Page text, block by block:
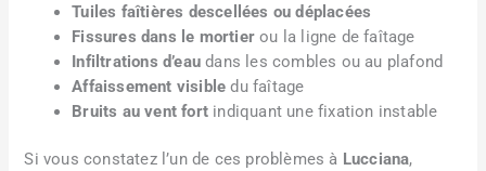
Tuiles faîtières descellées ou déplacées
Fissures dans le mortier ou la ligne de faîtage
Infiltrations d’eau dans les combles ou au plafond
Affaissement visible du faîtage
Bruits au vent fort indiquant une fixation instable
Si vous constatez l’un de ces problèmes à Lucciana,